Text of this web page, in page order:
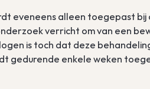
eveneens alleen toegepast
verricht om van een
is toch dat deze
gedurende enkele weken